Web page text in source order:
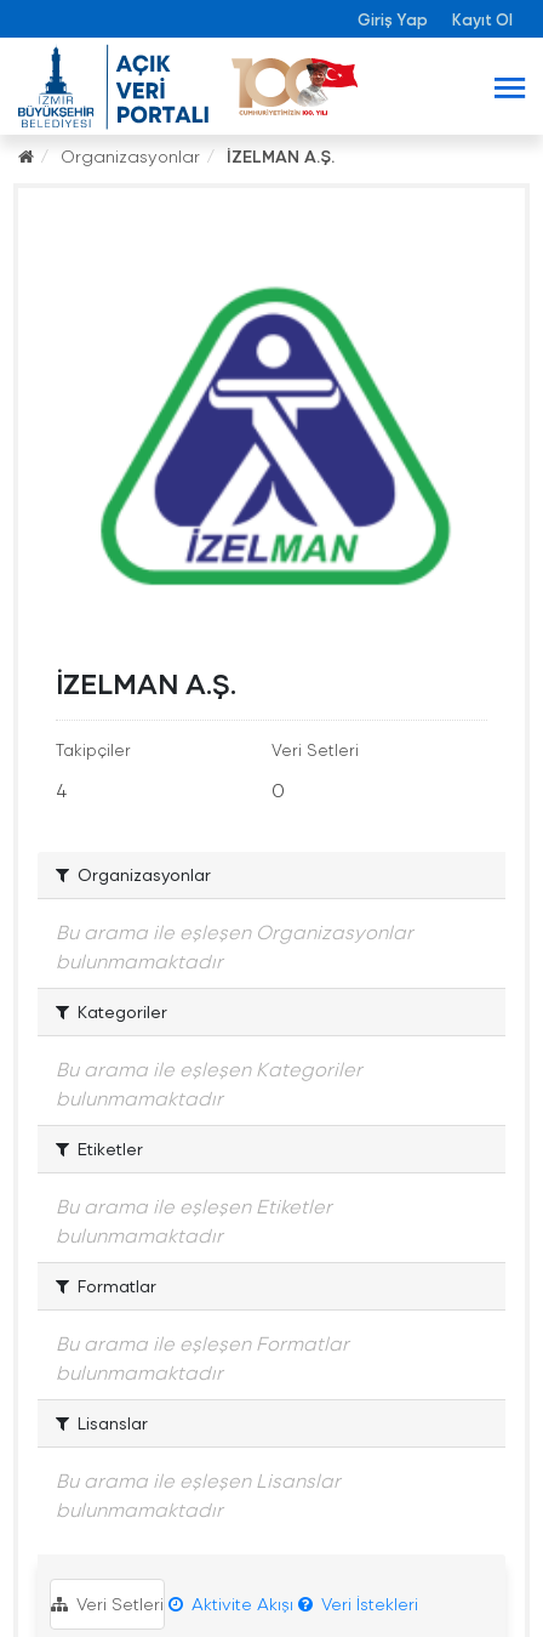
Giriş Yap Kayıt Ol
Organizasyonlar İZELMAN A.Ş.
İZELMAN A.Ş.
Takipçiler
4
Veri Setleri
0
Organizasyonlar
Bu arama ile eşleşen Organizasyonlar
bulunmamaktadır
Kategoriler
Bu arama ile eşleşen Kategoriler
bulunmamaktadır
Etiketler
Bu arama ile eşleşen Etiketler
bulunmamaktadır
Formatlar
Bu arama ile eşleşen Formatlar
bulunmamaktadır
Lisanslar
Bu arama ile eşleşen Lisanslar
bulunmamaktadır
Veri Setleri Aktivite Akışı Veri İstekleri